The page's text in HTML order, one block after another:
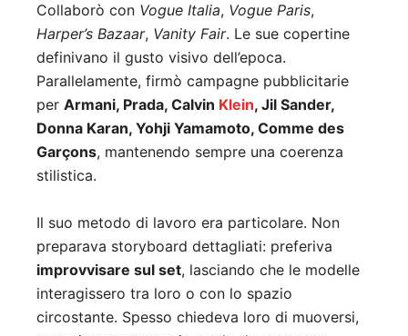
Collaborò con Vogue Italia, Vogue Paris,
Harper’s Bazaar, Vanity Fair. Le sue copertine
definivano il gusto visivo dell’epoca.
Parallelamente, firmò campagne pubblicitarie
per Armani, Prada, Calvin Klein, Jil Sander,
Donna Karan, Yohji Yamamoto, Comme des
Garçons, mantenendo sempre una coerenza
stilistica.
Il suo metodo di lavoro era particolare. Non
preparava storyboard dettagliati: preferiva
improvvisare sul set, lasciando che le modelle
interagissero tra loro o con lo spazio
circostante. Spesso chiedeva loro di muoversi,